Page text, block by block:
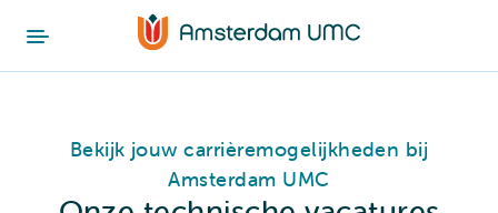
Bekijk jouw carrièremogelijkheden bij
Amsterdam UMC